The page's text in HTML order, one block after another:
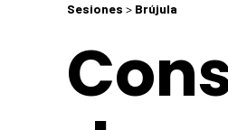
Sesiones > Brújula